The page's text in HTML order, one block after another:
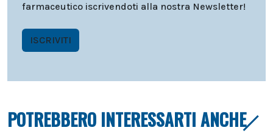
farmaceutico iscrivendoti alla nostra Newsletter!
ISCRIVITI
POTREBBERO INTERESSARTI ANCHE